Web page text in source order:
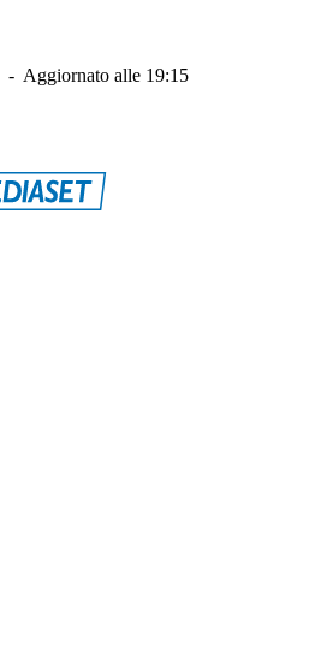
- Aggiornato alle 19:15